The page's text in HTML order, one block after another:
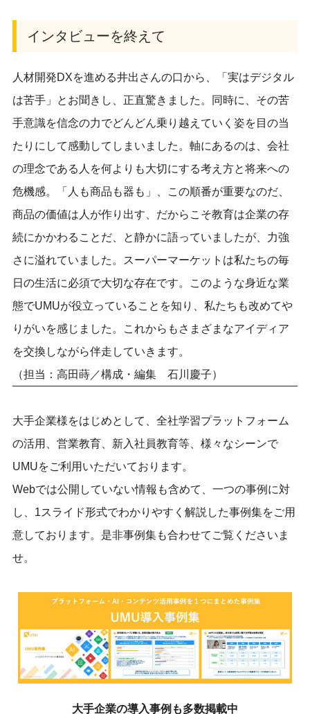
インタビューを終えて
人材開発DXを進める井出さんの口から、「実はデジタル
は苦手」とお聞きし、正直驚きました。同時に、その苦
手意識を信念の力でどんどん乗り越えていく姿を目の当
たりにして感動してしまいました。軸にあるのは、会社
の理念である人を何よりも大切にする考え方と将来への
危機感。「人も商品も器も」、この順番が重要なのだ、
商品の価値は人が作り出す、だからこそ教育は企業の存
続にかかわることだ、と静かに語っていましたが、力強
さに溢れていました。スーパーマーケットは私たちの毎
日の生活に必須で大切な存在です。このような身近な業
態でUMUが役立っていることを知り、私たちも改めてや
りがいを感じました。これからもさまざまなアイディア
を交換しながら伴走していきます。
（担当：高田蒔／構成・編集 石川慶子）
大手企業様をはじめとして、全社学習プラットフォーム
の活用、営業教育、新入社員教育等、様々なシーンで
UMUをご利用いただいております。
Webでは公開していない情報も含めて、一つの事例に対
し、1スライド形式でわかりやすく解説した事例集をご用
意しております。是非事例集も合わせてご覧くださいま
せ。
大手企業の導入事例も多数掲載中